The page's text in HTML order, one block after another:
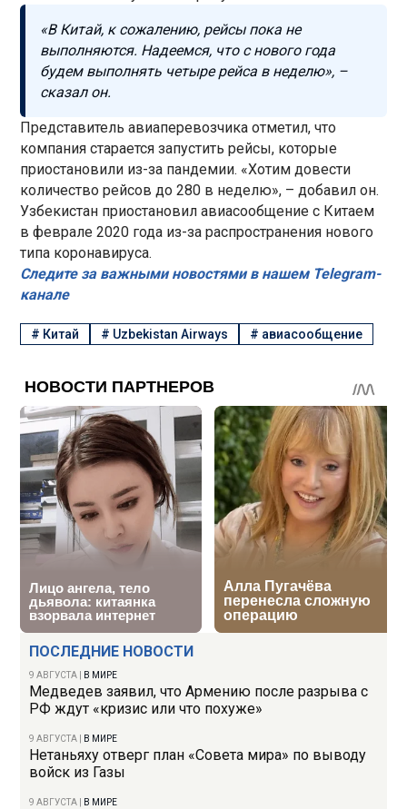
ПОСЛЕДНИЕ НОВОСТИ
9 АВГУСТА В МИРЕ
Медведев заявил, что Армению после разрыва с
РФ ждут «кризис или что похуже»
9 АВГУСТА В МИРЕ
Нетаньяху отверг план «Совета мира» по выводу
войск из Газы
9 АВГУСТА В МИРЕ
«В Китай, к сожалению, рейсы пока не
выполняются. Надеемся, что с нового года
будем выполнять четыре рейса в неделю», –
сказал он.
Представитель авиаперевозчика отметил, что
компания старается запустить рейсы, которые
приостановили из-за пандемии. «Хотим довести
количество рейсов до 280 в неделю», – добавил он.
Узбекистан приостановил авиасообщение с Китаем
в феврале 2020 года из-за распространения нового
типа коронавируса.
Следите за важными новостями в нашем Telegram-
канале
# Китай # Uzbekistan Airways # авиасообщение